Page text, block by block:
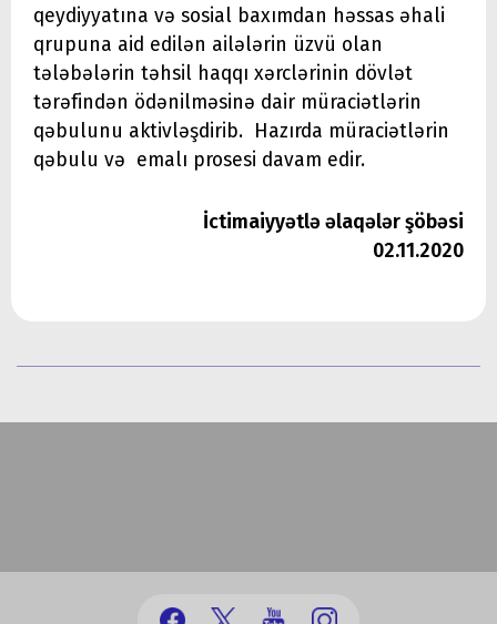
qeydiyyatına və sosial baxımdan həssas əhali
qrupuna aid edilən ailələrin üzvü olan
tələbələrin təhsil haqqı xərclərinin dövlət
tərəfindən ödənilməsinə dair müraciətlərin
qəbulunu aktivləşdirib. Hazırda müraciətlərin
qəbulu və emalı prosesi davam edir.
İctimaiyyətlə əlaqələr şöbəsi
02.11.2020